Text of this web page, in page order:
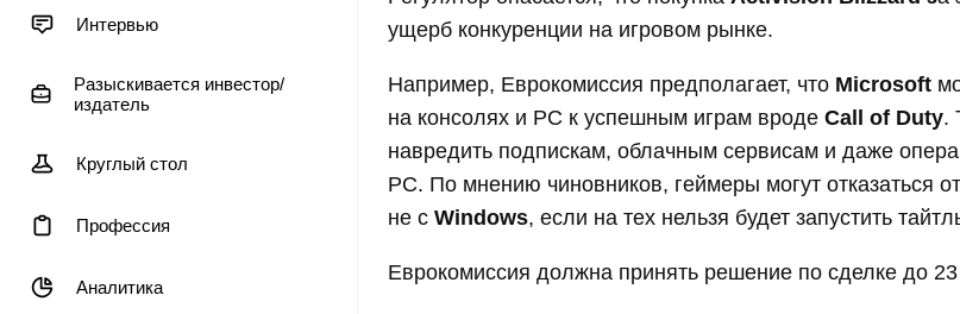
Интервью
Разыскивается инвестор/
издатель
Круглый стол
Профессия
Аналитика
ущерб конкуренции на игровом рынке.
Например, Еврокомиссия предполагает, что Microsoft
на консолях и PC к успешным играм вроде Call of Duty.
навредить подпискам, облачным сервисам и даже
PC. По мнению чиновников, геймеры могут отказаться
не с Windows, если на тех нельзя будет запустить
Еврокомиссия должна принять решение по сделке до